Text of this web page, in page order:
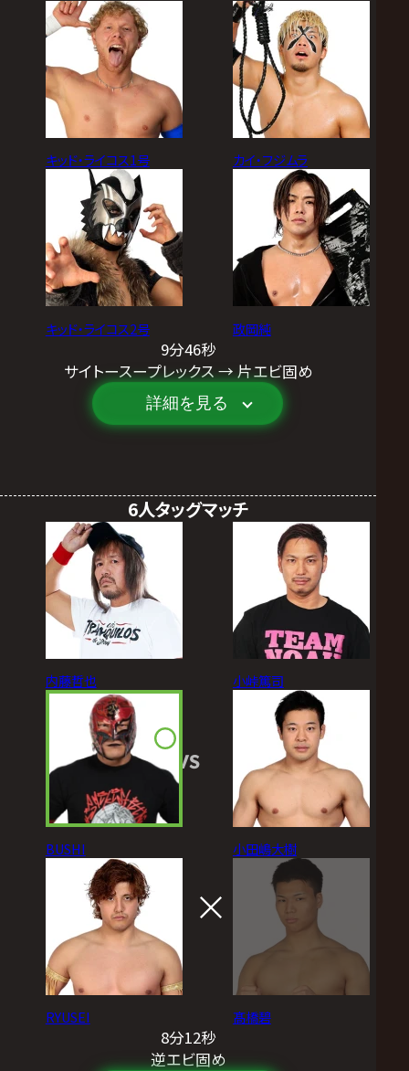
キッド・ライコス1号
キッド・ライコス2号
カイ・フジムラ
政岡純
9分46秒
サイトースープレックス → 片エビ固め
詳細を見る
6人タッグマッチ
内藤哲也
BUSHI
RYUSEI
VS
小峠篤司
小田嶋大樹
髙橋碧
8分12秒
逆エビ固め